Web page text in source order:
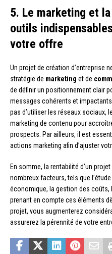
5. Le marketing et
outils
votre offre
Un projet de création d’entreprise
stratégie de marketing et de
de définir un positionnement clair
messages cohérents et
pas d’utiliser les réseaux sociaux,
marketing de contenu pour
prospects. Par ailleurs, il est
actions marketing afin d’ajuster
En somme, la rentabilité d’un
nombreux facteurs, tels que
économique, la gestion des coûts,
prenant en compte ces éléments
projet, vous augmenterez
assurerez la pérennité de votre